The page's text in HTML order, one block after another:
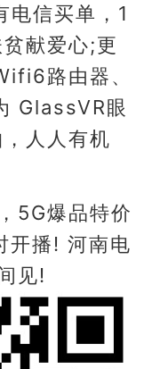
电信买单，1
献爱心;更
路由器、
GlassVR眼
人人有机
爆品特价
播! 河南电
见!